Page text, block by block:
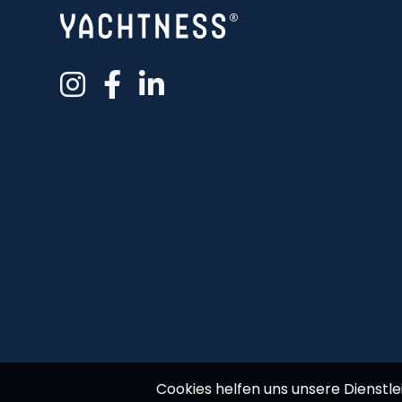
Cookies helfen uns unsere